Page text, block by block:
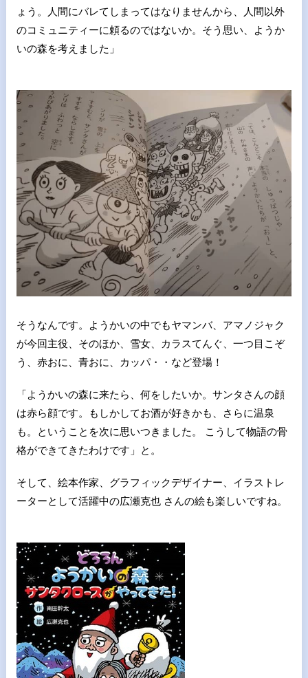
ょう。人間にバレてしまってはなりませんから、人間以外
のコミュニティーに頼るのではないか。そう思い、ようか
いの森を考えました」
そうなんです。ようかいの中でもヤマンバ、アマノジャク
が今回主役、そのほか、雪女、カラスてんぐ、一つ目こぞ
う、赤おに、青おに、カッパ・・など登場！
「ようかいの森に来たら、何をしたいか。サンタさんの顔
は赤ら顔です。もしかしてお酒が好きかも、さらに温泉
も。ということを次に思いつきました。 こうして物語の骨
格ができてきたわけです」と。
そして、絵本作家、グラフィックデザイナー、イラストレ
ーターとして活躍中の広瀬克也 さんの絵も楽しいですね。